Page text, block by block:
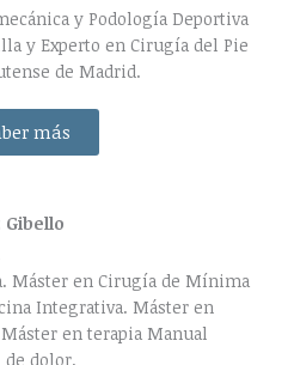
y Podología Deportiva
y Experto en Cirugía del Pie
de Madrid.
más
Máster en Cirugía de Mínima
Integrativa. Máster en
en terapia Manual
de dolor.